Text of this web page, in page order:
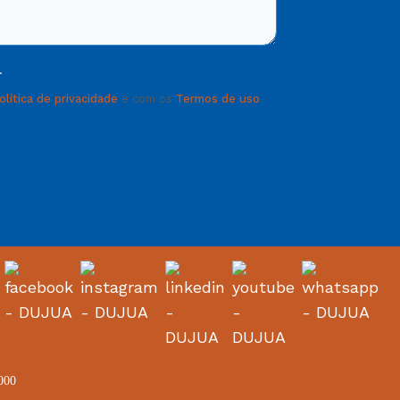
de privacidade e com os Termos de uso.